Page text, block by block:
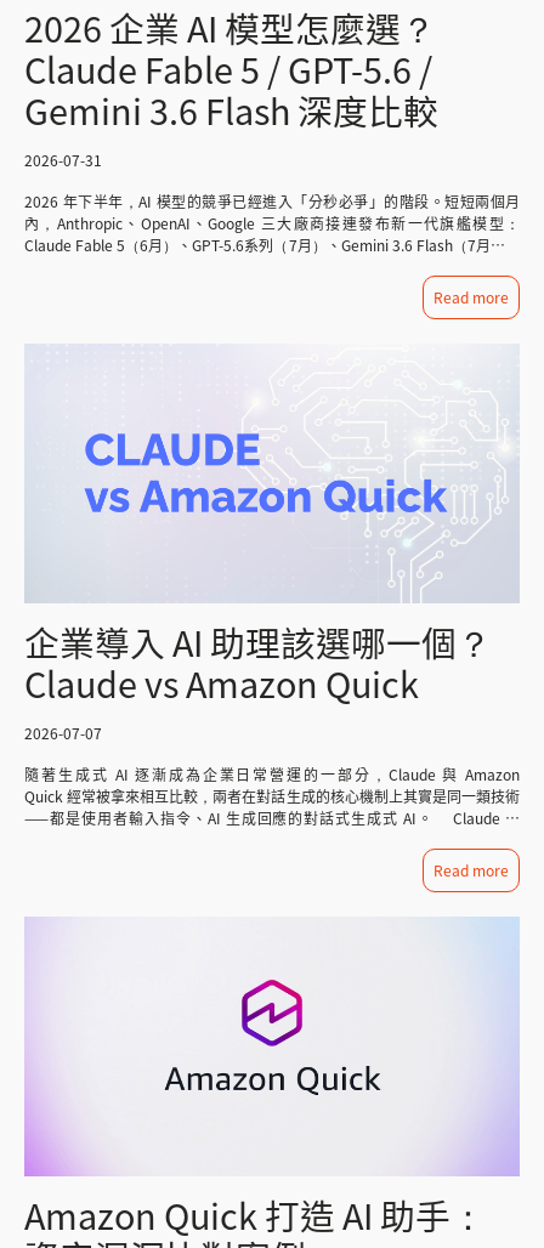
次，也很快會再度變得混亂。 3. 補齊中繼資料（Metadata） 中繼資料簡
單來說就是「描述資料的資料」，例如一個欄位叫做「revenue」,中繼資料
就是用來說明「這個欄位代表的是淨營收還是毛營收、單位是台幣還是美金、
由哪個部門負責維護」，這些說明對人類來說可能覺得多此一舉，但對 AI 來
說卻是理解資料的唯一依據。 而這也是最容易被忽略、卻對 AI 準確度影響最
大的一步，每一張表格、每一個欄位，都應該有清楚的商業描述，讓 AI（以
及新進員工）一看就懂「這個欄位代表什麼」，而不是只有工程師才看得懂的
者一樣的權限邊界，哪些資料含有個資（PII）、哪些欄位需要遮罩、哪些部
門不該看到哪些資料，都需要在資料治理階段就設計清楚，而不是等 AI 上線
後才發現問題。 5. 建立單一事實來源（Single Source of Truth） 避免同一
一次全部導入，可以依照自己的資料成熟度，先從最迫切的環節開始。 第一
料目錄，記錄表格結構、欄位定義與資料位置）搭配 Amazon DataZone（讓
資料生產者與消費者可以編目、探索、分享與管控資料，可以想成企業內部的
「資料商店」）。＝，解決「資料分散、找不到」與「定義不一致」的問題
DataZone 內建的業務詞彙表與業務目錄功能，也能讓資料負責人統一「營
收」「活躍客戶」這類定義，不用再靠 Email 或 Slack 互相要資料、對定
品質檢核，中間是中央治理帳戶，運用 DataZone Domain 作為統一的業務資
料目錄與存取管理，最右側則是資料消費者，可直接串接 SageMaker、
Athena、QuickSight 等工具做分析)，整個流程讓「誰負責生產資料」與「誰
資料處理與查詢 AWS Glue 負責 ETL，也就是資料清理、轉換與格式標準化；
整理好的結構化資料可以放進 Amazon Redshift 這類集中式資料倉儲方便統
一查詢，或是用 Amazon Athena 直接對 S3 上的資料下查詢，不需要額外搬
動資料，解決「資料品質參差不齊」的問題。 圖/AWS Glue 如何將分散的原
層：AI 應用整合 結構化資料的部分，Amazon SageMaker Unified Studio 搭
配建立在 DataZone 之上的 SageMaker Catalog，可以簡化資料湖、AI 模型
與生成式 AI 應用中資料的探索、管控與協作，甚至能用自然語言直接請
Amazon Q Developer 幫忙找資料，近期還新增了跨區域訂閱功能，讓團隊能
從任何 AWS 區域直接存取已核准的資料資產，有效打破資料孤島，讓治理好
則需要搭配 Amazon Bedrock Knowledge Bases 或 Amazon Quick Suite 這
類產品，將內容向量化並整合進 AI 問答流程，AI 才能真正「讀懂」企業內部
知識。 圖/ Amazon SageMaker Unified Studio 的操作介面 (資料來源：
成從資料探索到 AI 應用落地的完整流程。 企業導入 AI 常見問題 FAQ
Q1：企業導入 AI 常常失敗，問題到底出在哪裡？ 多數企業導入 AI 卡關，不
是因為模型不夠強，而是資料整合與治理沒做好。常見情況是企業內部最常用
的核心資料（例如客戶、訂單、服務紀錄）分散在多個互不相通的系統裡，缺
乏統一的識別方式，導致 AI 專案在啟動後才發現需要大量時間補做資料整
理，因此，資料治理應該在專案規劃階段就納入，而不是等問題發生後才補
往遠比專案初期就投入資料治理來得高。 Q3：企業內部的文件、Email 這
類非結構化資料，也能拿來做 AI 應用嗎？ 可以，但需要先建立共同的分類與
治理規則。 許多企業即使已經無紙化，仍然面臨版本混亂、跨部門找檔困
2026 企業 AI 模型怎麼選？
Claude Fable 5 / GPT-5.6 /
Gemini 3.6 Flash 深度比較
2026-07-31
2026 年下半年，AI 模型的競爭已經進入「分秒必爭」的階段。短短兩個月
內，Anthropic、OpenAI、Google 三大廠商接連發布新一代旗艦模型：
Claude Fable 5（6月）、GPT-5.6系列（7月）、Gemini 3.6 Flash（7月），
者來說，這既是機會也是挑戰——AI 能做的事情越來越多，「如何挑選適合自
己的模型」本身卻變得更複雜。到底該用哪一款模型處理客服對話？哪一款適
token 輸入/輸出） $10 / $50 $5 / $30 $1.5 / $7.5 Context window 1M
版本而定 核心優勢 長時間自主運作、複雜工程任務 高 階推理、結構化輸出穩
價頁面，整理時間為2026年7月底。AI模型定價與版本更新頻繁，建議導入前
Fable 5 是 Anthropic 目前對外開放中能力最強的模型，設計重點放在高難度
務，反而會低估它的能力範圍，比起前一代Opus 4.8，Fable 5在幾個關鍵能
力上有明顯躍進： 自主任務執行的時間拉得更長，面對定義清楚的複雜問題
時，也能更常一次到位、不用反覆修正。 視覺辨識能力同樣有感提升，企業
常見的文件工作流——像是財務分析、試算表整理、簡報製作、文件撰寫——
處理起來更加得心應手。 在工程端的表現也同步跟上：程式碼審查與除錯更
子代理並行運作。 這幾項能力有一個共通點：Fable 5能夠在沒有人盯著螢幕
的狀態下，持續穩定地把工作往前推進，而不是每一步都需要人工介入確認，
不過有一點容易被誤解，值得先說清楚：「長時序」並不代表丟出一次請求，
能需要執行數分鐘；如果啟動的是自主流程，則可能連續運作數小時，至於外
界常提到的「數天工作」，其實是搭配外部工具與記憶機制，跨越多個回合、
無人值守運作的專案來說，這種「分層累積」的運作模式，正是讓專案得以持
專案上，如果團隊做的是長文寫作、品牌語氣需要維持一致性的行銷與公關內
容，Fable 5在文字輸出品質上的表現也會是不錯的選擇。 當然，不是每個
團隊都需要用到最頂規的模型，如果預算相對有限，Anthropic 同期推出的
Claude Sonnet 5（每百萬 token 輸入約 2 到 3 美元、輸出 10 到 15 美元）
與 Claude Opus 5（輸入 5 美元、輸出 25 美元），都是性價比更高的替代方
案，適合日常任務量大、但不需要動用頂規能力的場景。 GPT-5.6 Sol：分層
併調整，對第一次接觸的使用者來說，反而增加了一點上手門檻。 不過拆開
來看，邏輯其實不複雜：三種模式各自對應不同角色：Chat 像是隨口請教的
Read more
企業導入 AI 助理該選哪一個？
Claude vs Amazon Quick
2026-07-07
隨著生成式 AI 逐漸成為企業日常營運的一部分，Claude 與 Amazon
Quick 經常被拿來相互比較，兩者在對話生成的核心機制上其實是同一類技術
——都是使用者輸入指令、AI 生成回應的對話式生成式 AI。 Claude 是
Quick 則是 AWS 打造的完整代理型工作空間，強調預建連接器與自動化流程
的即插即用體驗。本文將完整拆解兩者的定位、功能與適用情境，協助企業做
Claude 提供的是「AI 大腦」本身的能力。 Amazon Quick 是什麼？
Amazon Quick(前身為 Amazon Quick Suite，再更早則是 Amazon
整合了聊天問答、資料視覺化(BI)、跨系統工作流程自動化等能力，讓使用者
可以在單一介面中完成資料查詢、報告產出、儀表板建立，甚至排程會議、寄
企業知識檢索、BI 儀表板、代理式自動化 使用方式 API、Claude.ai、
Claude Code、第三方整合 獨立工作空間(quick.aws.com)或透過
Read more
Amazon Quick 打造 AI 助手：